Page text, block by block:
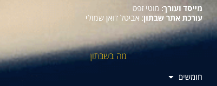
מייסד ועורך: מוטי זפט
עורכת אתר שבתון: אביטל דואן שמולי
מה בשבתון
חומשים